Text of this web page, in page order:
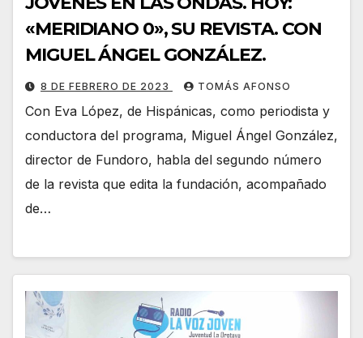
«MERIDIANO 0», SU REVISTA. CON
MIGUEL ÁNGEL GONZÁLEZ.
8 DE FEBRERO DE 2023 TOMÁS AFONSO
Con Eva López, de Hispánicas, como periodista y
conductora del programa, Miguel Ángel González,
director de Fundoro, habla del segundo número
de la revista que edita la fundación, acompañado
de…